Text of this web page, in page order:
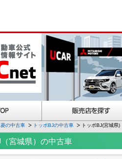
菱の中古車 トッポBJの中古車 トッポBJ(宮城
宮城県）の中古車